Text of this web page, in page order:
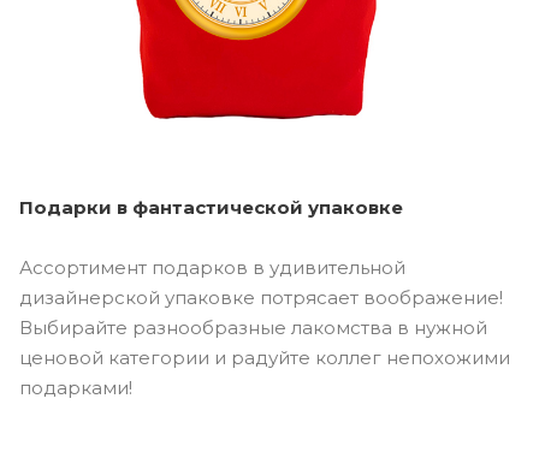
Подарки в фантастической упаковке
Ассортимент подарков в удивительной
дизайнерской упаковке потрясает воображение!
Выбирайте разнообразные лакомства в нужной
ценовой категории и радуйте коллег непохожими
подарками!